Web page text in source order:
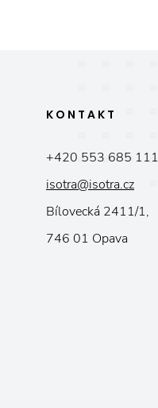
KONTAKT
+420 553 685 111
isotra@isotra.cz
Bílovecká 2411/1,
746 01 Opava